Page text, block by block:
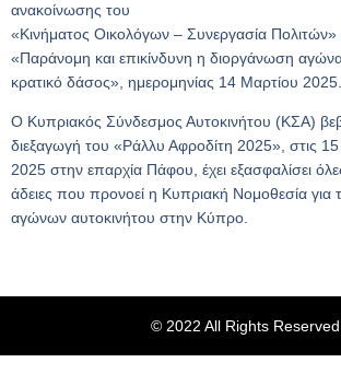
ανακοίνωσης του
«Κινήματος Οικολόγων – Συνεργασία Πολιτών»
«Παράνομη και επικίνδυνη η διοργάνωση
κρατικό δάσος», ημερομηνίας 14 Μαρτίου 2025.
Ο Κυπριακός Σύνδεσμος Αυτοκινήτου (ΚΣΑ)
διεξαγωγή του «Ράλλυ Αφροδίτη 2025», στις
2025 στην επαρχία Πάφου, έχει εξασφαλίσει
άδειες που προνοεί η Κυπριακή Νομοθεσία για
αγώνων αυτοκινήτου στην Κύπρο.
© 2022 All Rights Reserved